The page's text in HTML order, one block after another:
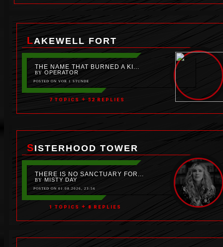
LAKEWELL FORT
THE NAME THAT BURNED A KI...
BY OPERATOR
POSTED ON VOR 1 STUNDE
7 TOPICS + 52 REPLIES
SISTERHOOD TOWER
THERE IS NO SANCTUARY FOR...
BY MISTY DAY
POSTED ON 01.08.2026, 23:56
1 TOPICS + 8 REPLIES